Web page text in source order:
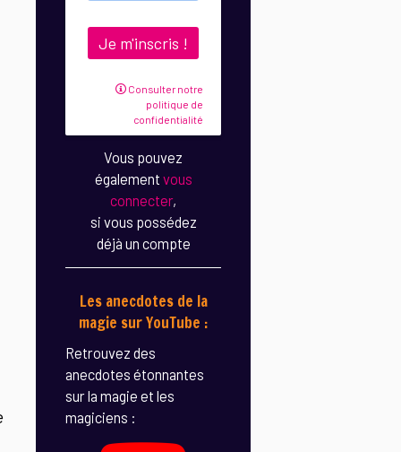
Consulter notre
politique de
confidentialité
Vous pouvez
également vous
connecter,
si vous possédez
déjà un compte
Les anecdotes de la
magie sur YouTube :
Retrouvez des
anecdotes étonnantes
sur la magie et les
magiciens :